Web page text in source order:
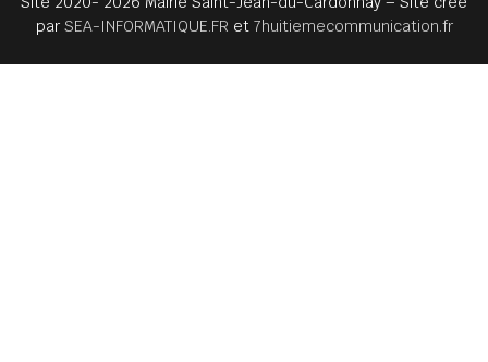
par SEA-INFORMATIQUE.FR et 7huitiemecommunication.fr